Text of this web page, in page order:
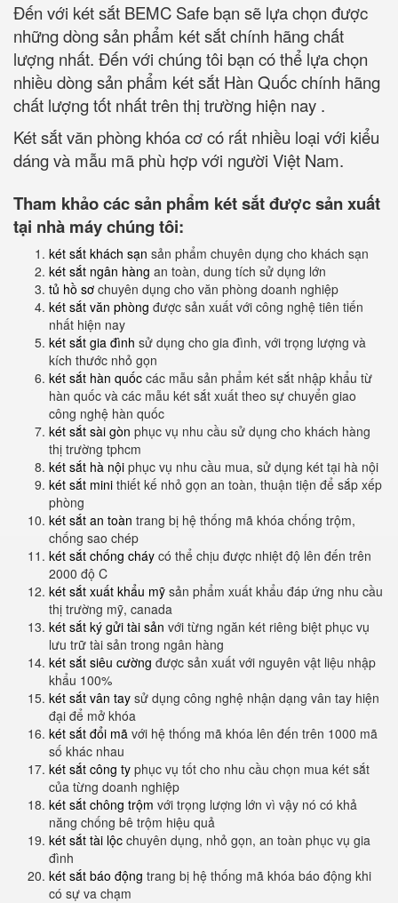
Đến với két sắt BEMC Safe bạn sẽ lựa chọn được
những dòng sản phẩm két sắt chính hãng chất
lượng nhất. Đến với chúng tôi bạn có thể lựa chọn
nhiều dòng sản phẩm két sắt Hàn Quốc chính hãng
chất lượng tốt nhất trên thị trường hiện nay .
Két sắt văn phòng khóa cơ có rất nhiều loại với kiểu
dáng và mẫu mã phù hợp với người Việt Nam.
Tham khảo các sản phẩm két sắt được sản xuất
tại nhà máy chúng tôi:
két sắt khách sạn sản phẩm chuyên dụng cho khách sạn
két sắt ngân hàng an toàn, dung tích sử dụng lớn
tủ hồ sơ chuyên dụng cho văn phòng doanh nghiệp
két sắt văn phòng được sản xuất với công nghệ tiên tiến
nhất hiện nay
két sắt gia đình sử dụng cho gia đình, với trọng lượng và
kích thước nhỏ gọn
két sắt hàn quốc các mẫu sản phẩm két sắt nhập khẩu từ
hàn quốc và các mẫu két sắt xuất theo sự chuyển giao
công nghệ hàn quốc
két sắt sài gòn phục vụ nhu cầu sử dụng cho khách hàng
thị trường tphcm
két sắt hà nội phục vụ nhu cầu mua, sử dụng két tại hà nội
két sắt mini thiết kế nhỏ gọn an toàn, thuận tiện để sắp xếp
phòng
két sắt an toàn trang bị hệ thống mã khóa chống trộm,
chống sao chép
két sắt chống cháy có thể chịu được nhiệt độ lên đến trên
2000 độ C
két sắt xuất khẩu mỹ sản phẩm xuất khẩu đáp ứng nhu cầu
thị trường mỹ, canada
két sắt ký gửi tài sản với từng ngăn két riêng biệt phục vụ
lưu trữ tài sản trong ngân hàng
két sắt siêu cường được sản xuất với nguyên vật liệu nhập
khẩu 100%
két sắt vân tay sử dụng công nghệ nhận dạng vân tay hiện
đại để mở khóa
két sắt đổi mã với hệ thống mã khóa lên đến trên 1000 mã
số khác nhau
két sắt công ty phục vụ tốt cho nhu cầu chọn mua két sắt
của từng doanh nghiệp
két sắt chông trộm với trọng lượng lớn vì vậy nó có khả
năng chống bê trộm hiệu quả
két sắt tài lộc chuyên dụng, nhỏ gọn, an toàn phục vụ gia
đình
két sắt báo động trang bị hệ thống mã khóa báo động khi
có sự va chạm